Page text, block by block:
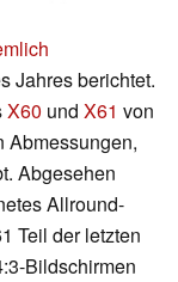
Jahres berichtet.
X60 und X61 von
Abmessungen,
Abgesehen
Allround-
Teil der letzten
Bildschirmen